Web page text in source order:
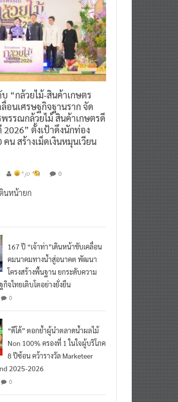
“กล้วยไม้-สินค้าเกษตร
อนเศรษฐกิจฐานราก จัด
รรณกล้วยไม้ สินค้าเกษตรดี
ตั้งเป้าดึงนักท่อง
คน สร้างเม็ดเงินหมุนเวียน
^ jo ^ 0
นหน้ายก
167 ปี “เจ้าท่า”เดินหน้าขับเคลื่อน
คมนาคมทางน้ำสู่อนาคต พัฒนา
โครงสร้างพื้นฐาน ยกระดับความ
กิจไทยเติบโตอย่างยั่งยืน
0
“ดีโด้” ตอกย้ำผู้นำตลาดน้ำผลไม้
Non 100% ครองที่ 1 ในใจผู้บริโภค
8 ปีซ้อน คว้ารางวัล Marketeer
2025-2026
0